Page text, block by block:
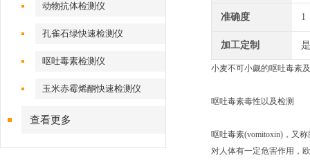
动物抗体检测仪
孔雀石绿快速检测仪
呕吐毒素检测仪
玉米赤霉烯酮快速检测仪
查看更多
准确度 1
加工定制 是
小麦不可小觑的呕吐毒素
呕吐毒素毒性以及检测
呕吐毒素(vomitoxin)，又
对人体有一定危害作用，